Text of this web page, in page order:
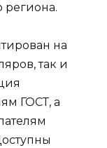
региона.
на
так и
ГОСТ, а